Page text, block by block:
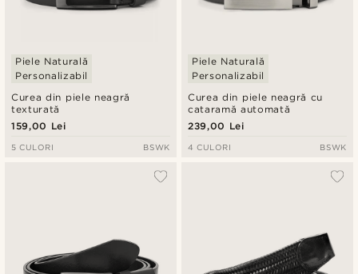
Curea din piele neagră
texturată
Piele Naturală
Personalizabil
159,00 Lei
5 CULORI BSWK
Curea din piele neagră cu
cataramă automată
Piele Naturală
Personalizabil
239,00 Lei
4 CULORI BSWK